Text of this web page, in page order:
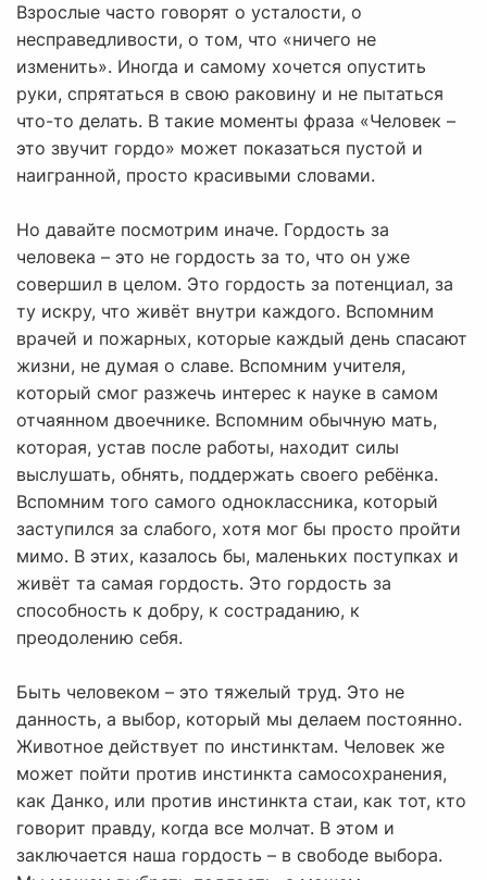
Взрослые часто говорят о усталости, о
несправедливости, о том, что «ничего не
изменить». Иногда и самому хочется опустить
руки, спрятаться в свою раковину и не пытаться
что-то делать. В такие моменты фраза «Человек –
это звучит гордо» может показаться пустой и
наигранной, просто красивыми словами.
Но давайте посмотрим иначе. Гордость за
человека – это не гордость за то, что он уже
совершил в целом. Это гордость за потенциал, за
ту искру, что живёт внутри каждого. Вспомним
врачей и пожарных, которые каждый день спасают
жизни, не думая о славе. Вспомним учителя,
который смог разжечь интерес к науке в самом
отчаянном двоечнике. Вспомним обычную мать,
которая, устав после работы, находит силы
выслушать, обнять, поддержать своего ребёнка.
Вспомним того самого одноклассника, который
заступился за слабого, хотя мог бы просто пройти
мимо. В этих, казалось бы, маленьких поступках и
живёт та самая гордость. Это гордость за
способность к добру, к состраданию, к
преодолению себя.
Быть человеком – это тяжелый труд. Это не
данность, а выбор, который мы делаем постоянно.
Животное действует по инстинктам. Человек же
может пойти против инстинкта самосохранения,
как Данко, или против инстинкта стаи, как тот, кто
говорит правду, когда все молчат. В этом и
заключается наша гордость – в свободе выбора.